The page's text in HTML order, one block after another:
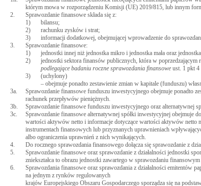
którym mowa w rozporządzeniu Komisji (UE) 2019/815, lub innym
2.
Sprawozdanie finansowe składa się z:
1)
bilansu;
2)
rachunku zysków i strat;
3)
informacji dodatkowej, obejmującej wprowadzenie do
3.
Sprawozdanie finansowe:
1)
jednostki innej niż jednostka mikro i jednostka mała oraz
2)
jednostki sektora finansów publicznych, która w
podlegające badaniu roczne sprawozdania finansowe ust. 1 pkt 4
3)
(uchylony)
– obejmuje ponadto zestawienie zmian w kapitale (funduszu)
3a.
Sprawozdanie finansowe funduszu inwestycyjnego obejmuje ponadto
rachunek przepływów pieniężnych.
3b.
Sprawozdanie finansowe funduszu inwestycyjnego oraz alternatywnej
3c.
Sprawozdanie finansowe alternatywnej spółki inwestycyjnej obejmuje
wartości aktywów netto i informacje dotyczące wartości aktywów netto
instrumentach finansowych lub przyznanych uprawnieniach
albo ograniczenia uprawnień z nich wynikających.
4.
Do rocznego sprawozdania finansowego dołącza się sprawozdanie z
5.
Sprawozdanie finansowe oraz sprawozdanie z działalności jednostki
zniekształca to obrazu jednostki zawartego w sprawozdaniu
6.
Sprawozdania finansowe oraz sprawozdania z działalności emitentów
na jednym z rynków regulowanych
krajów Europejskiego Obszaru Gospodarczego sporządza się na